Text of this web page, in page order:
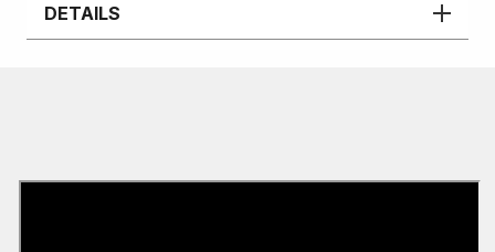
DETAILS